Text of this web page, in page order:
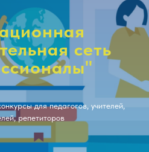
сеть
для педагогов, учителей,
репетиторов